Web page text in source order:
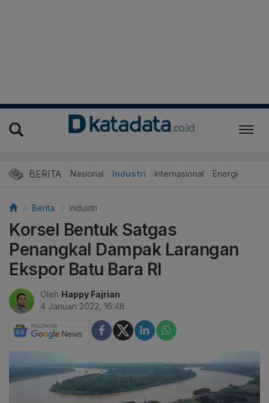
BERITA Nasional Industri Internasional Energi
Berita Industri
Korsel Bentuk Satgas
Penangkal Dampak Larangan
Ekspor Batu Bara RI
Oleh Happy Fajrian
4 Januari 2022, 16:48